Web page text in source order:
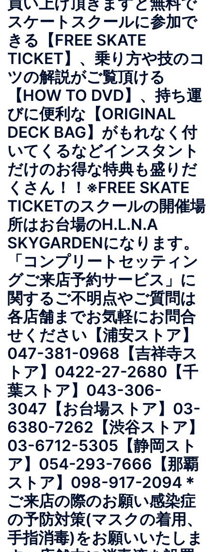
スケートスクールに参加で
きる【FREE SKATE
TICKET】、乗り方や技のコ
ツの解説がご覧頂ける
【HOW TO DVD】、持ち運
びに便利な【ORIGINAL
DECK BAG】がもれなく付
いてくるなどインスタント
だけのお得な特典も盛りだ
くさん！！※FREE SKATE
TICKETのスクールの開催場
所はお台場のH.L.N.A
SKYGARDENになります。
「コンプリートセッティン
グご来店予約サービス」に
関するご不明点やご質問は
各店舗までお気軽にお問合
せください【浦安ストア】
047-381-0968【吉祥寺ス
トア】0422-27-2680【千
葉ストア】043-306-
3047【お台場ストア】03-
6380-7262【渋谷ストア】
03-6712-5305【静岡スト
ア】054-293-7666【那覇
ストア】098-917-2094＊
ご来店の際のお願い感染症
の予防対策(マスクの着用、
手指消毒)をお願いいたしま